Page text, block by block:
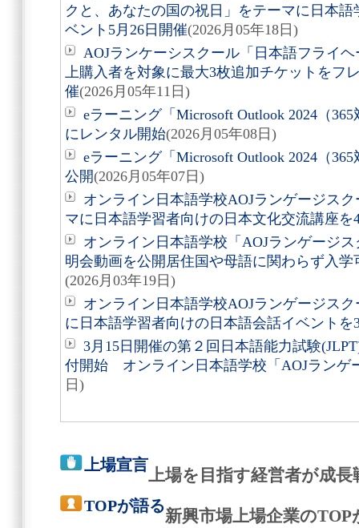
クと、あなたの国の祝日」をテーマに日本
ベント5月26日開催(2026月05年18日)
AOJランケーシスクール「日本語フライ
上購入者を対象に最大3枚追加チケットをフ
催(2026月05年11日)
eラーニング「Microsoft Outlook 2024（
にレンタル開始(2026月05年08日)
eラーニング「Microsoft Outlook 2024（
公開(2026月05年07日)
オンライン日本語学校AOJランゲージス
マに日本語学習者向けの日本文化交流講座を
オンライン日本語学校「AOJランゲージ
明会動画を公開居住国や母語に関わらず入
(2026月03年19日)
オンライン日本語学校AOJランゲージス
に日本語学習者向けの日本語会話イベントを
3月15日開催の第２回日本語能力試験
付開始 オンライン日本語学校「AOJランゲ
日)
上場宣言
上場を目指す経営者が成
TOPが語る
新興市場上場企業の